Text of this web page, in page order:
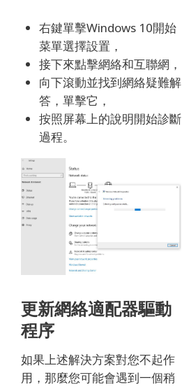
右鍵單擊Windows 10開始
菜單選擇設置，
接下來點擊網絡和互聯網，
向下滾動並找到網絡疑難解
答，單擊它，
按照屏幕上的說明開始診斷
過程。
更新網絡適配器驅動
程序
如果上述解決方案對您不起作
用，那麼您可能會遇到一個稍